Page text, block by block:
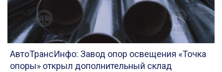
АвтоТрансИнфо: Завод опор освещения «Точка
опоры» открыл дополнительный склад